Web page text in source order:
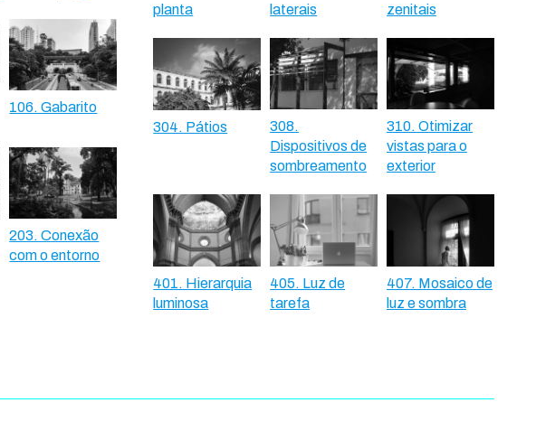
106. Gabarito
203. Conexão
com o entorno
planta
laterais
zenitais
304. Pátios
308.
Dispositivos de
sombreamento
310. Otimizar
vistas para o
exterior
401. Hierarquia
luminosa
405. Luz de
tarefa
407. Mosaico de
luz e sombra